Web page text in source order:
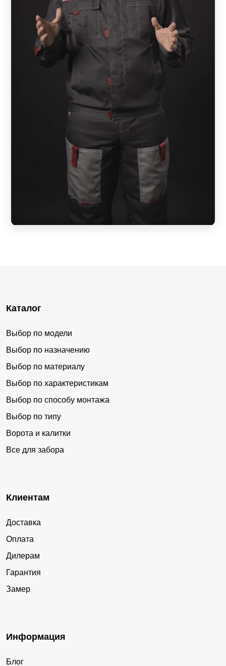
Каталог
Выбор по модели
Выбор по назначению
Выбор по материалу
Выбор по характеристикам
Выбор по способу монтажа
Выбор по типу
Ворота и калитки
Все для забора
Клиентам
Доставка
Оплата
Дилерам
Гарантия
Замер
Информация
Блог